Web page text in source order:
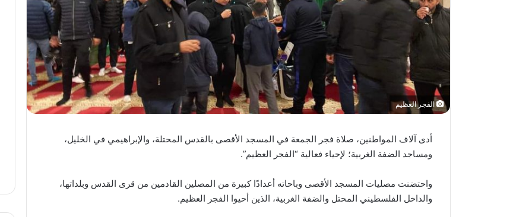
الفجر العظيم
أدى آلاف المواطنين، صلاة فجر الجمعة في المسجد الأقصى بالقدس المحتلة، والإبراهيمي في الخليل،
ومساجد الضفة الغربية؛ لإحياء فعالية “الفجر العظيم”.
واحتضنت مصليات المسجد الأقصى وباحاته أعدادًا كبيرة من المصلين القادمين من قرى القدس وبلداتها،
والداخل الفلسطيني المحتل والضفة الغربية، الذين أحيوا الفجر العظيم.